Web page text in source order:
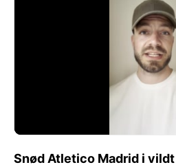
Snød Atletico Madrid i